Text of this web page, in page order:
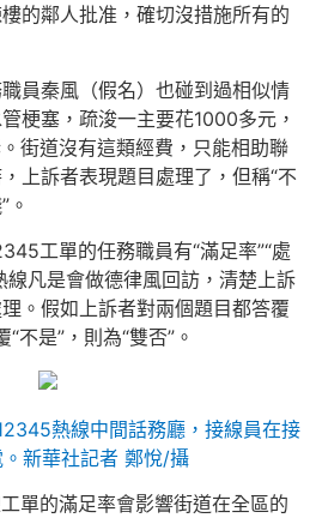
的鄰人批准，確切沒措施所有的
員秦風（假名）也碰到過相似情
梗塞，疏浚一主要花1000多元，
街道沒有這類經費，只能相助聯
上訴者表現題目處理了，但稱“不
。
工單的任務職員有“滿足率”“處
凡是會做德律風回訪，清楚上訴
。假如上訴者對兩個題目都答覆
不是”，則為“雙否”。
熱線中間話務廳，接線員在接
新華社記者 鄭悅/攝
單的滿足率會影響街道在全區的